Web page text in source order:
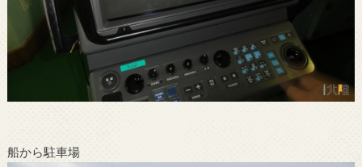
船から駐車場